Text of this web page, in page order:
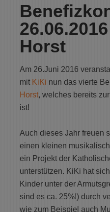
Horst
Am 26.Juni 2016
mit KiKi nun das vierte
Horst, welches bereits
ist!
Auch dieses Jahr freuen
einen kleinen
ein Projekt der
unterstützen. KiKi hat
Kinder unter der
sind es ca. 25%!) durch
wie zum Beispiel auch